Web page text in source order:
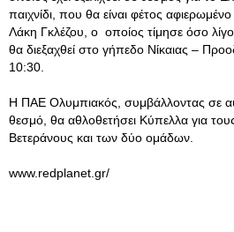
παιχνίδι, που θα είναι φέτος
Λάκη Γκλέζου, ο οποίος τίμησε όσο
θα διεξαχθεί στο γήπεδο Νίκαιας –
10:30.
Η ΠΑΕ Ολυμπιακός, συμβάλλοντας σε
θεσμό, θα αθλοθετήσει Κύπελλα για
Βετεράνους και των δύο ομάδων.
www.redplanet.gr/